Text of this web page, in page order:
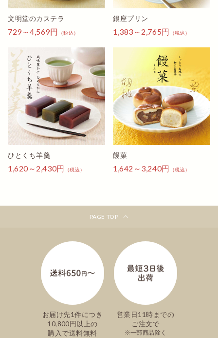
文明堂のカステラ
729～4,569円 （税込）
銀座プリン
1,383～2,765円 （税込）
ひとくち羊羹
1,620～2,430円 （税込）
饅菓
1,642～3,240円 （税込）
PAGE TOP
お届け先1件につき
10,800円以上の
購入で送料無料
営業日11時までの
ご注文で
一部商品除く